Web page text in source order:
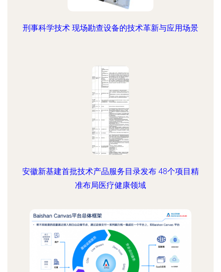
刑事科学技术 现场勘查设备的技术革新与应用场景
安徽新基建首批技术产品服务目录发布 48个项目精
准布局医疗健康领域